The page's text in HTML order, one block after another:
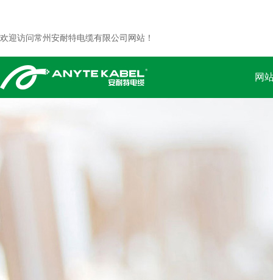
欢迎访问常州安耐特电缆有限公司网站！
网